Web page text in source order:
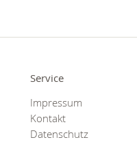
Service
Impressum
Kontakt
Datenschutz